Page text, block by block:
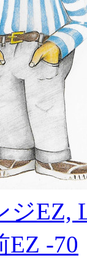
ジEZ,
EZ -70